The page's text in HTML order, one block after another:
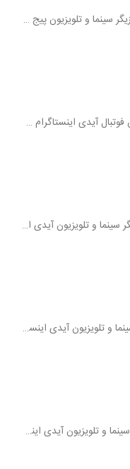
آدرس پیج اصلی اینستاگرام ریحانه پارسا بازیگر سینما و تلویزیون پیج اصلی ریحانه پارسا اینستاگرام ریحانه پارسا آیدی اینستاگرام ریحانه پارسا پیج اینستا ریحانه پارسا پیج ریحانه پارسا در اینستا تعداد فالوورهای پیج اینستاگرام ریحانه پارسا صفحه اینستاگرام ریحانه پارسا پیج اصلی ریحانه پارسا عکس اینستاگرام ریحانه پارسا آیا پیج اینستاگرام ریحانه پارسا پاک شده است؟ یا هنوز فعال است؟ پیج جدید ریحانه پارسا در اینستاگرام ریحانه پارسا ترکیه حواشی اینستاگرام ریحانه پارسا
آدرس پیج اینستاگرام سروش رفیعی بازیکن فوتبال آیدی اینستاگرام سروش رفیعی پیج اینستا سروش رفیعی تعداد فالوورهای پیج اینستاگرام سروش رفیعی صفحه اینستاگرام سروش رفیعی
آدرس پیج اینستاگرام هادی حجازی فر بازیگر سینما و تلویزیون آیدی اینستاگرام هادی حجازی فر پیج اینستا هادی حجازی فر تعداد فالوورهای پیج اینستاگرام هادی حجازی فر صفحه اینستاگرام هادی حجازی فر
آدرس پیج اینستاگرام سانیا سالاری بازیگر سینما و تلویزیون آیدی اینستاگرام سانیا سالاری پیج اینستا سانیا سالاری تعداد فالوورهای پیج اینستاگرام سانیا سالاری صفحه اینستاگرام سانیا سالاری
آدرس پیج اینستاگرام سامان صفاری بازیگر سینما و تلویزیون آیدی اینستاگرام سامان صفاری پیج اینستا سامان صفاری تعداد فالوورهای پیج اینستاگرام سامان صفاری صفحه اینستاگرام سامان صفاری